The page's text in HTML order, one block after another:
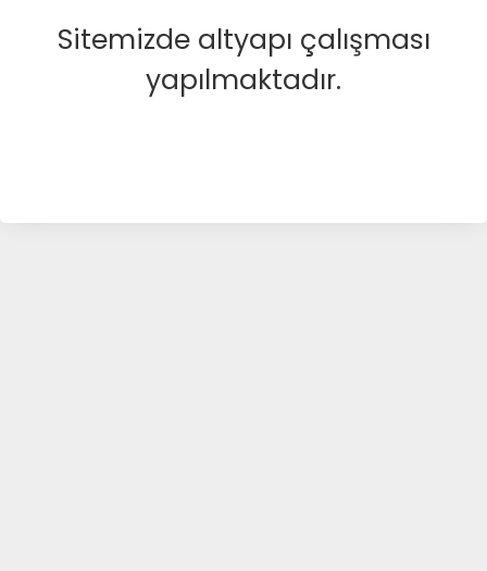
Sitemizde altyapı çalışması
yapılmaktadır.